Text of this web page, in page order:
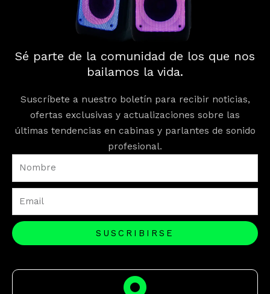
Sé parte de la comunidad de los que nos
bailamos la vida.
Suscríbete a nuestro boletín para recibir noticias,
ofertas exclusivas y actualizaciones sobre las
últimas tendencias en cabinas y parlantes de sonido
profesional.
Nombre
SUSCRIBIRSE